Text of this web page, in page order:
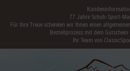
77 Jahre Schuh-Sport-
Für Ihre Treue schenken wir Ihnen einen
Bestellprozess mit dem Gutschein
Ihr Team von